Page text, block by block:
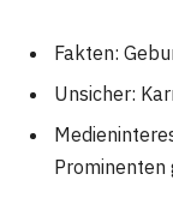
Fakten:
Unsicher:
Prominenten